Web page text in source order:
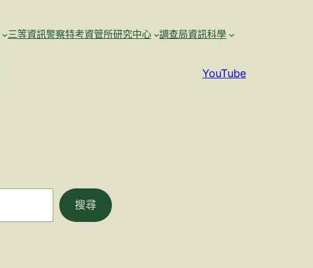
三等資訊警察特考資管所研究中心
調查局資訊科學
YouTube
搜尋